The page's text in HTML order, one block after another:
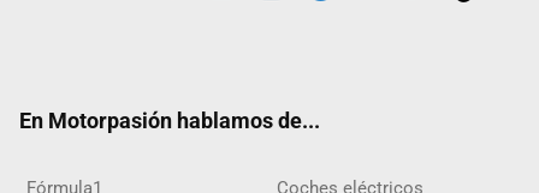
En Motorpasión hablamos de...
Fórmula1 Coches eléctricos